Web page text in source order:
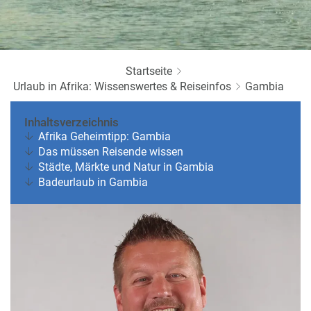
at
s
e
i
s
e
x
p
e
e
n
o
n
t
o
u
a
h
rt
e
r
L
a
st
M
in
e
U
rl
a
b
W
or
ld
of
B
Startseite
Urlaub in Afrika: Wissenswertes & Reiseinfos
Gambia
Inhaltsverzeichnis
Afrika Geheimtipp: Gambia
Das müssen Reisende wissen
Städte, Märkte und Natur in Gambia
Badeurlaub in Gambia